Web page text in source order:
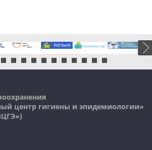
центр гигиены и эпидемиологии»